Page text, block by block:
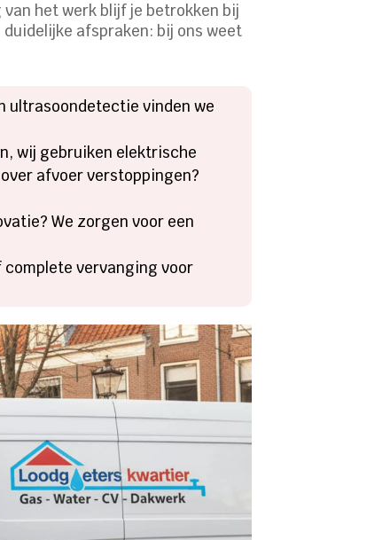
het werk blijf je betrokken bij
afspraken: bij ons weet
ultrasoondetectie vinden we
wij gebruiken elektrische
afvoer verstoppingen?
We zorgen voor een
vervanging voor